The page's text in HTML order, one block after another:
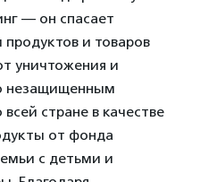
— он спасает
и товаров
уничтожения и
незащищенным
стране в качестве
от фонда
с детьми и